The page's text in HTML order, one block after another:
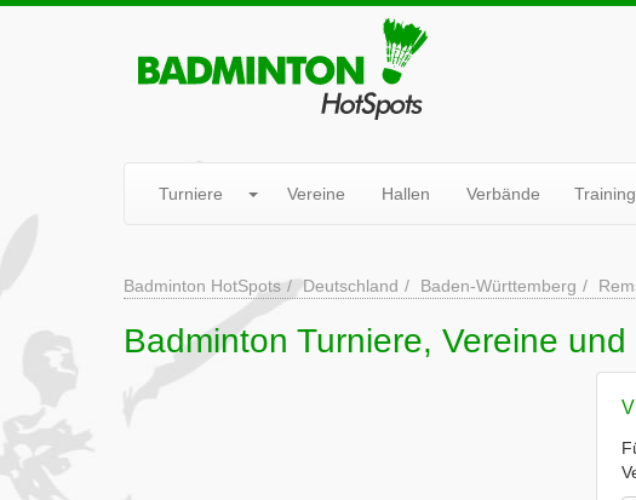
Turniere Vereine Hallen Verbände Training
Badminton HotSpots Deutschland Baden-Württemberg
Badminton Turniere, Vereine